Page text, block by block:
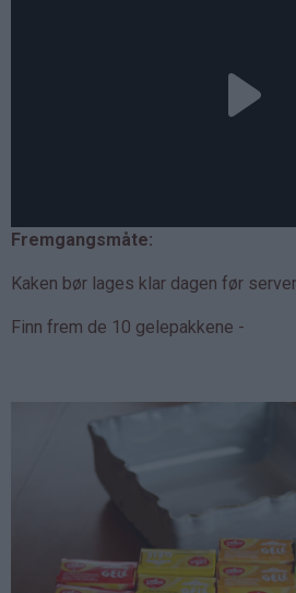
Fremgangsmåte:
Kaken bør lages klar dagen før
Finn frem de 10 gelepakkene -